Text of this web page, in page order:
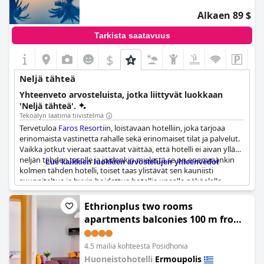
Alkaen 89 $
Tarkista saatavuus
$
Neljä tähteä
Yhteenveto arvosteluista, jotka liittyvät luokkaan
'Neljä tähteä'.
Tekoälyn laatima tiivistelmä
Tervetuloa Faros Resortiin, loistavaan hotelliin, joka tarjoaa
erinomaista vastinetta rahalle sekä erinomaiset tilat ja palvelut.
Vaikka jotkut vieraat saattavat väittää, että hotelli ei aivan yllä
neljän tähden tasolle ja joidenkin mielestä se on enemmänkin
kolmen tähden hotelli, toiset taas ylistävät sen kauniisti
suunniteltua ja hyvin hoidettua hotellia upealla näköalalla.
Hotellin koosta oli joitain kommentteja, ja jotkut vieraat
mainitsivat sen olevan erittäin pieni neljän tähden hotelliksi,
mutta useimmat vieraat arvostivat hotellin huolellista
suunnittelua ja erinomaisia huonekaluja. Aamiaisvalikko sai
muutamia moitteita, ja jotkut vieraat ehdottivat, ettei se ollut
neljän tähden hotellin tasoa.
Lue kaikkien luokkien arvostelujen yhteenvedot
Ethrionplus two rooms
apartments balconies 100 m from
the port
4.5 mailia kohteesta Posidhonia
Huoneistohotelli Ermoupolis